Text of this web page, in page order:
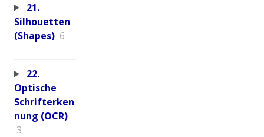
21.
Silhouetten
(Shapes) 6
22.
Optische
Schrifterken
nung (OCR)
3